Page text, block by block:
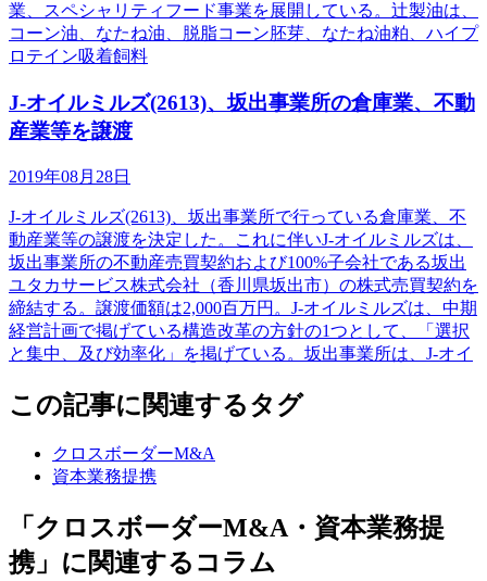
業、スペシャリティフード事業を展開している。辻製油は、
コーン油、なたね油、脱脂コーン胚芽、なたね油粕、ハイプ
ロテイン吸着飼料
J-オイルミルズ(2613)、坂出事業所の倉庫業、不動
産業等を譲渡
2019年08月28日
J-オイルミルズ(2613)、坂出事業所で行っている倉庫業、不
動産業等の譲渡を決定した。これに伴いJ-オイルミルズは、
坂出事業所の不動産売買契約および100%子会社である坂出
ユタカサービス株式会社（香川県坂出市）の株式売買契約を
締結する。譲渡価額は2,000百万円。J-オイルミルズは、中期
経営計画で掲げている構造改革の方針の1つとして、「選択
と集中、及び効率化」を掲げている。坂出事業所は、J-オイ
この記事に関連するタグ
クロスボーダーM&A
資本業務提携
「クロスボーダーM&A・資本業務提
携」に関連するコラム